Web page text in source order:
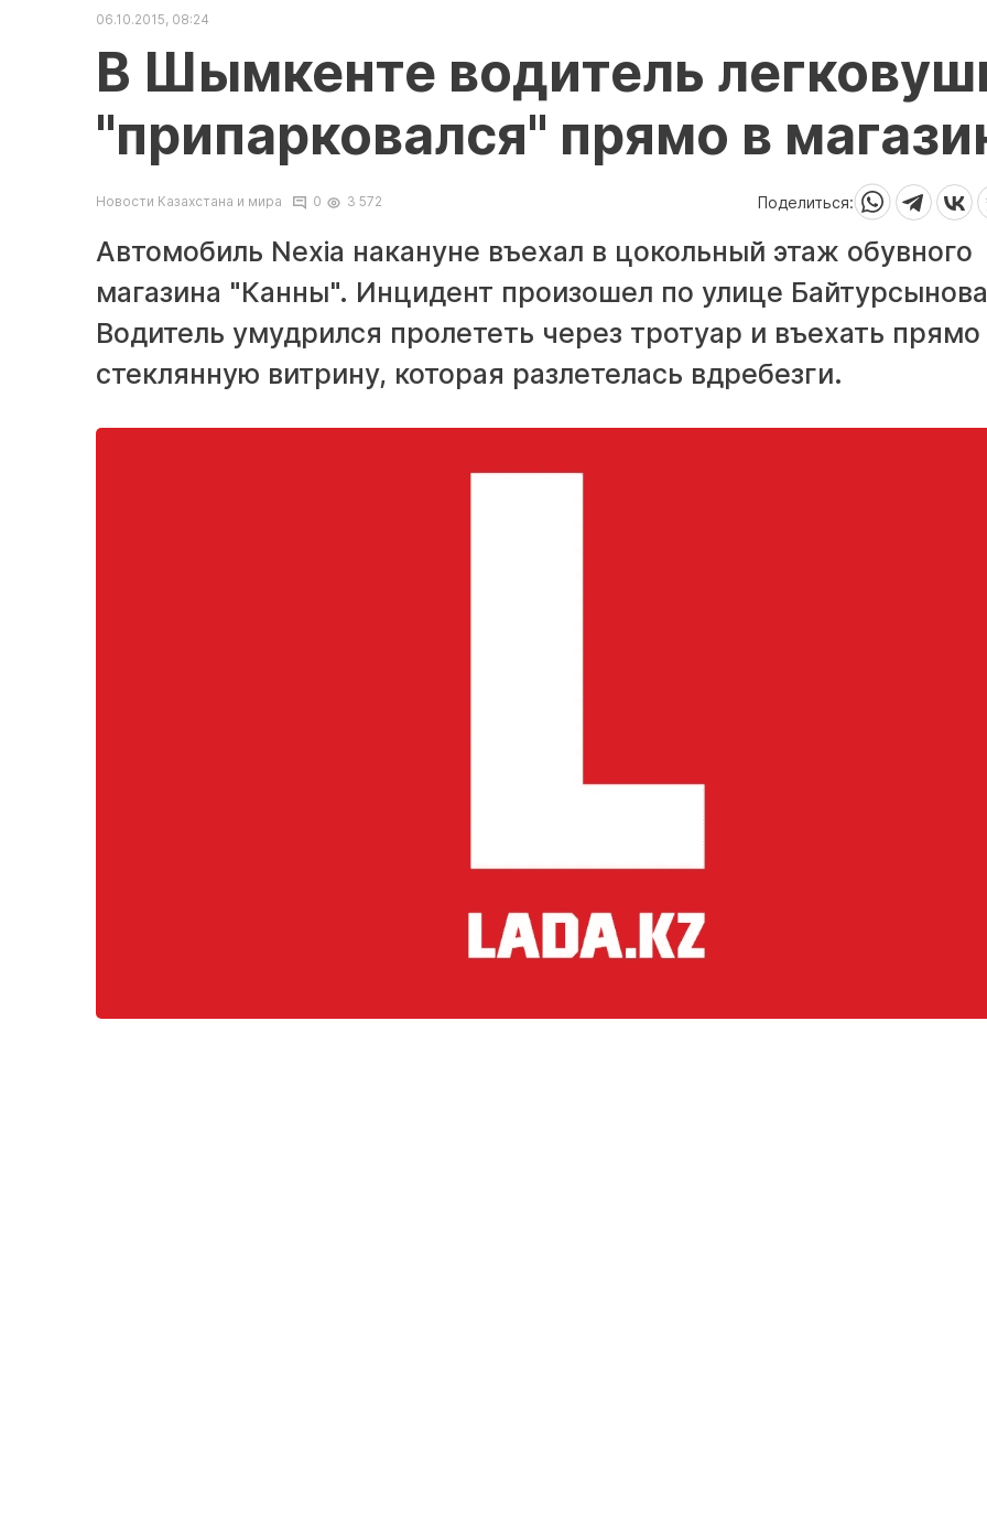
06.10.2015, 08:24
В Шымкенте водитель
"припарковался" прямо в
Новости Казахстана и мира 0 3 572 Поделиться:
Автомобиль Nexia накануне въехал в цокольный этаж обувного
магазина "Канны". Инцидент произошел по улице
Водитель умудрился пролететь через тротуар и въехать прямо
стеклянную витрину, которая разлетелась вдребезги.